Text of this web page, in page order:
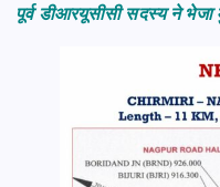
पूर्व डीआरयूसीसी सदस्य ने भेजा